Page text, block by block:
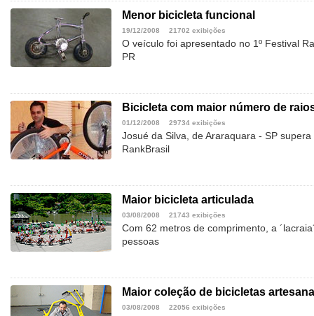
Menor bicicleta funcional
19/12/2008 21702 exibições
O veículo foi apresentado no 1º Festival
PR
Bicicleta com maior número de
01/12/2008 29734 exibições
Josué da Silva, de Araraquara - SP
RankBrasil
Maior bicicleta articulada
03/08/2008 21743 exibições
Com 62 metros de comprimento, a
pessoas
Maior coleção de bicicletas
03/08/2008 22056 exibições